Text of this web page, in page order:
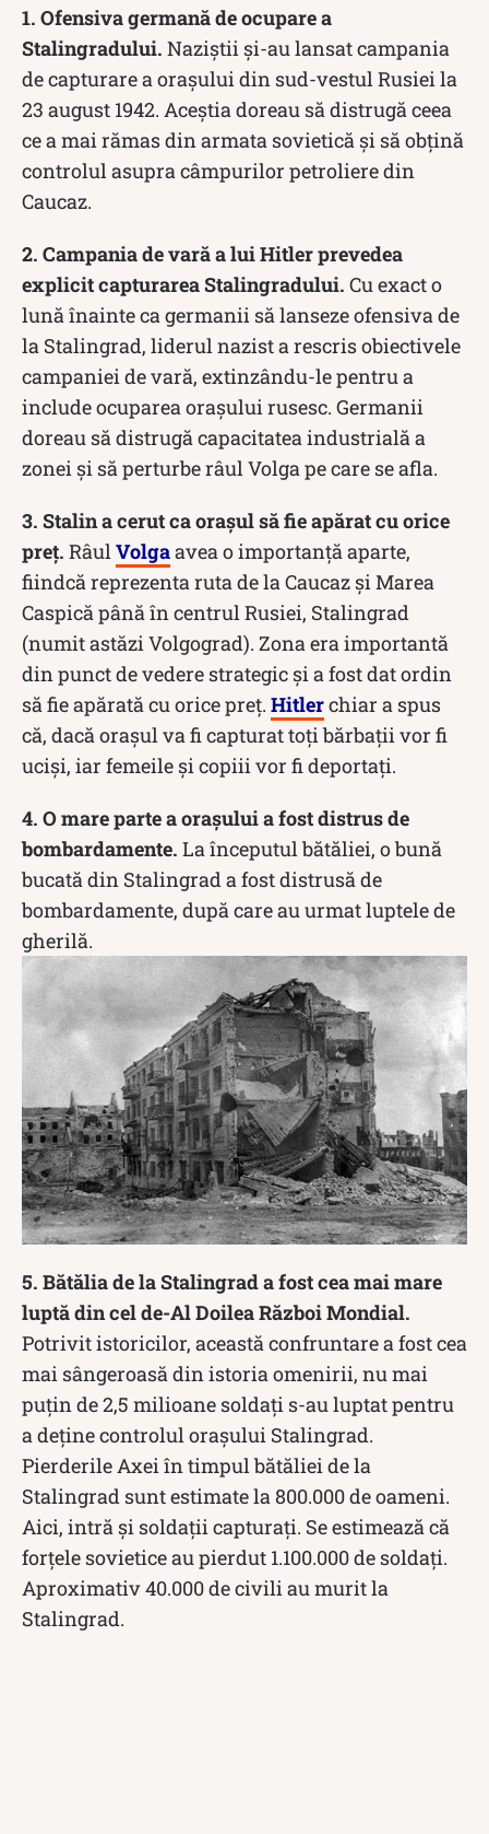
1. Ofensiva germană de ocupare a
Stalingradului. Naziștii și-au lansat campania
de capturare a orașului din sud-vestul Rusiei la
23 august 1942. Aceștia doreau să distrugă ceea
ce a mai rămas din armata sovietică și să obțină
controlul asupra câmpurilor petroliere din
Caucaz.
2. Campania de vară a lui Hitler prevedea
explicit capturarea Stalingradului. Cu exact o
lună înainte ca germanii să lanseze ofensiva de
la Stalingrad, liderul nazist a rescris obiectivele
campaniei de vară, extinzându-le pentru a
include ocuparea orașului rusesc. Germanii
doreau să distrugă capacitatea industrială a
zonei și să perturbe râul Volga pe care se afla.
3. Stalin a cerut ca orașul să fie apărat cu orice
preț. Râul Volgaavea o importanță aparte,
fiindcă reprezenta ruta de la Caucaz și Marea
Caspică până în centrul Rusiei, Stalingrad
(numit astăzi Volgograd). Zona era importantă
din punct de vedere strategic și a fost dat ordin
să fie apărată cu orice preț. Hitlerchiar a spus
că, dacă orașul va fi capturat toți bărbații vor fi
uciși, iar femeile și copiii vor fi deportați.
4. O mare parte a orașului a fost distrus de
bombardamente. La începutul bătăliei, o bună
bucată din Stalingrad a fost distrusă de
bombardamente, după care au urmat luptele de
gherilă.
5. Bătălia de la Stalingrad a fost cea mai mare
luptă din cel de-Al Doilea Război Mondial.
Potrivit istoricilor, această confruntare a fost cea
mai sângeroasă din istoria omenirii, nu mai
puțin de 2,5 milioane soldați s-au luptat pentru
a deține controlul orașului Stalingrad.
Pierderile Axei în timpul bătăliei de la
Stalingrad sunt estimate la 800.000 de oameni.
Aici, intră și soldații capturați. Se estimează că
forțele sovietice au pierdut 1.100.000 de soldați.
Aproximativ 40.000 de civili au murit la
Stalingrad.